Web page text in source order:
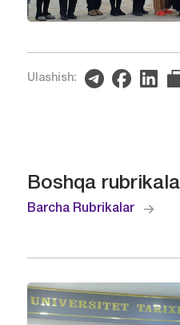
Ulashish:
Boshqa
Barcha Rubrikalar